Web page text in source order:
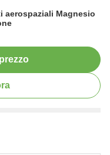
aerospaziali Magnesio